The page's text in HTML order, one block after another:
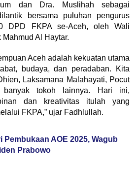
dan Dra. Muslihah sebagai
bersama puluhan pengurus
DPD FKPA se-Aceh, oleh Wali
Al Haytar.
Aceh adalah kekuatan utama
budaya, dan peradaban. Kita
Laksamana Malahayati, Pocut
banyak tokoh lainnya. Hari ini,
dan kreativitas itulah yang
FKPA,” ujar Fadhlullah.
Pembukaan AOE 2025, Wagub
Prabowo